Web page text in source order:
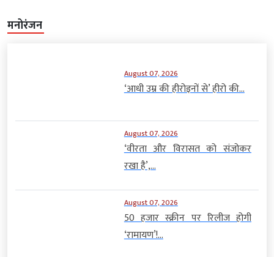
मनोरंजन
August 07, 2026
‘आधी उम्र की हीरोइनों से’ हीरो की...
August 07, 2026
‘वीरता और विरासत को संजोकर
रखा है’,...
August 07, 2026
50 हजार स्क्रीन पर रिलीज होगी
‘रामायण’!...